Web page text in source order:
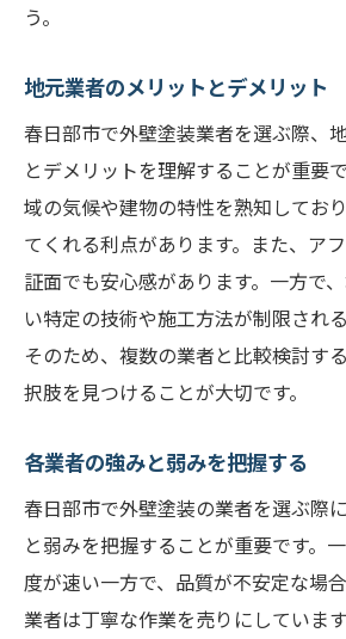
う。
地元業者のメリットとデメリット
春日部市で外壁塗装業者を選ぶ際、
とデメリットを理解することが重要
域の気候や建物の特性を熟知してお
てくれる利点があります。また、ア
証面でも安心感があります。一方で
い特定の技術や施工方法が制限され
そのため、複数の業者と比較検討す
択肢を見つけることが大切です。
各業者の強みと弱みを把握する
春日部市で外壁塗装の業者を選ぶ際
と弱みを把握することが重要です。
度が速い一方で、品質が不安定な場
業者は丁寧な作業を売りにしていま